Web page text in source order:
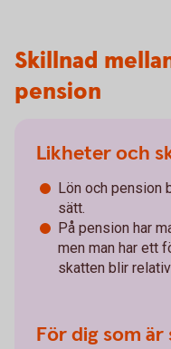
Skillnad
pension
Likheter och
Lön och pension
sätt.
På pension har
men man har ett
skatten blir
För dig som